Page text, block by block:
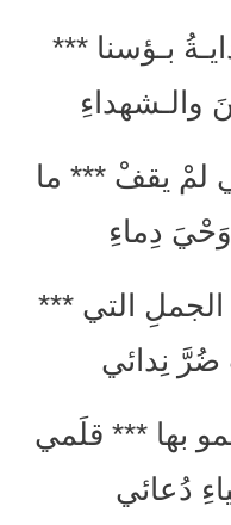
بـؤسنا ***
والـشهداءِ
لمْ يقفْ *** ما
دِماءِ
التي ***
نِدائي
بها *** قلَمي
دُعائي